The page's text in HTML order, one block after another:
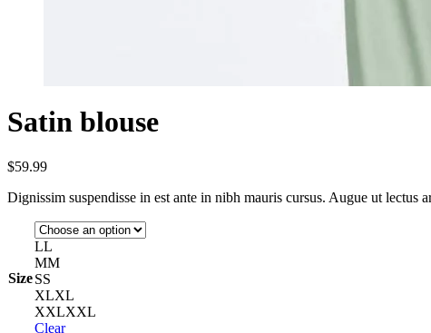
Satin blouse
$59.99
Dignissim suspendisse in est ante in nibh mauris cursus. Augue ut
Size
LL
MM
SS
XLXL
XXLXXL
Clear